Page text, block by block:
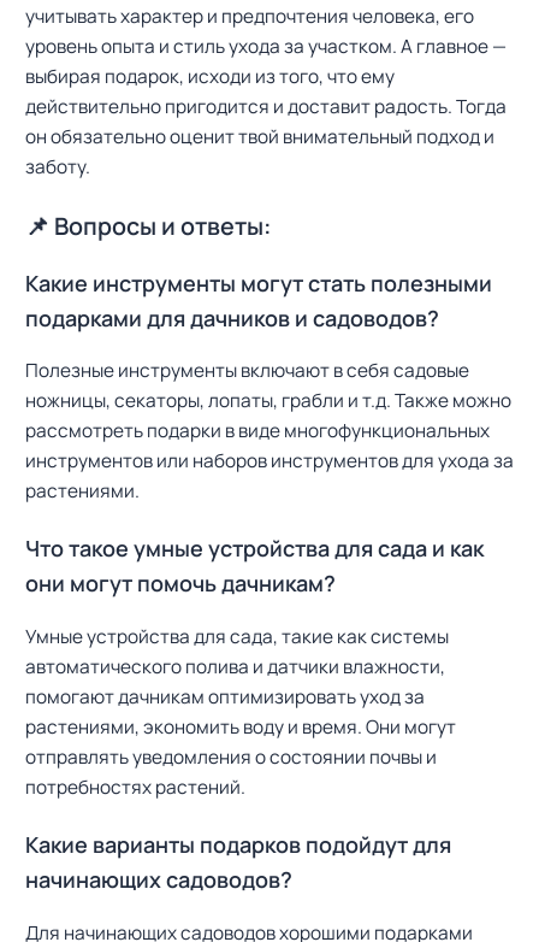
учитывать характер и предпочтения человека, его
уровень опыта и стиль ухода за участком. А главное —
выбирая подарок, исходи из того, что ему
действительно пригодится и доставит радость. Тогда
он обязательно оценит твой внимательный подход и
заботу.
📌 Вопросы и ответы:
Какие инструменты могут стать полезными
подарками для дачников и садоводов?
Полезные инструменты включают в себя садовые
ножницы, секаторы, лопаты, грабли и т.д. Также можно
рассмотреть подарки в виде многофункциональных
инструментов или наборов инструментов для ухода за
растениями.
Что такое умные устройства для сада и как
они могут помочь дачникам?
Умные устройства для сада, такие как системы
автоматического полива и датчики влажности,
помогают дачникам оптимизировать уход за
растениями, экономить воду и время. Они могут
отправлять уведомления о состоянии почвы и
потребностях растений.
Какие варианты подарков подойдут для
начинающих садоводов?
Для начинающих садоводов хорошими подарками